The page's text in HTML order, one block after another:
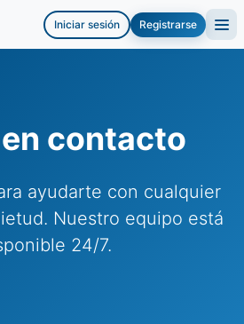
Iniciar sesión Registrarse
contacto
ayudarte con cualquier
Nuestro equipo está
24/7.